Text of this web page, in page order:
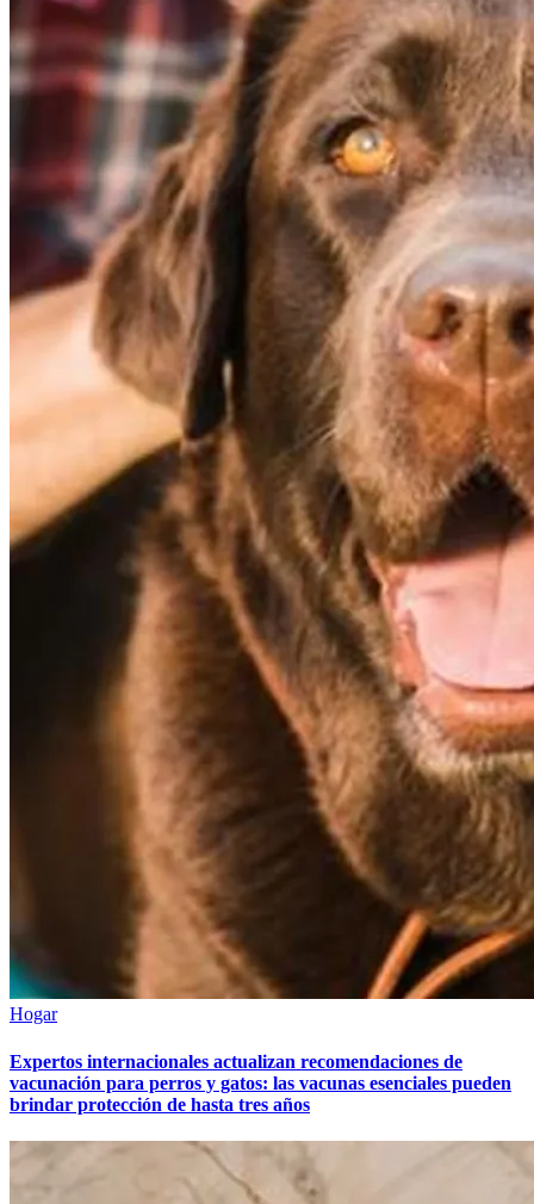
Hogar
Expertos internacionales actualizan recomendaciones de
vacunación para perros y gatos: las vacunas esenciales pueden
brindar protección de hasta tres años